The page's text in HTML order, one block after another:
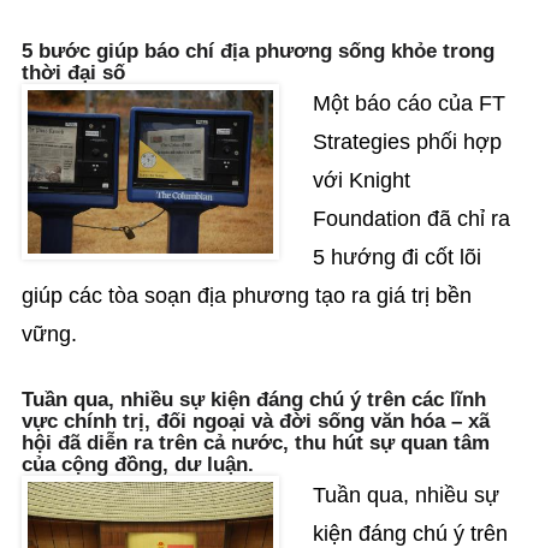
5 bước giúp báo chí địa phương sống khỏe trong
thời đại số
Một báo cáo của FT
Strategies phối hợp
với Knight
Foundation đã chỉ ra
5 hướng đi cốt lõi
giúp các tòa soạn địa phương tạo ra giá trị bền
vững.
Tuần qua, nhiều sự kiện đáng chú ý trên các lĩnh
vực chính trị, đối ngoại và đời sống văn hóa – xã
hội đã diễn ra trên cả nước, thu hút sự quan tâm
của cộng đồng, dư luận.
Tuần qua, nhiều sự
kiện đáng chú ý trên